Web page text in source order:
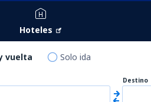
Hoteles
vuelta Solo ida
Destino